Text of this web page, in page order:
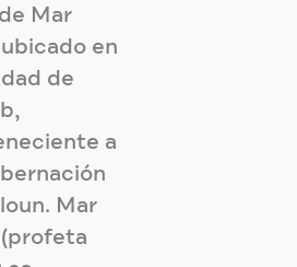
Mar
ubicado en
de
a
Mar
(profeta